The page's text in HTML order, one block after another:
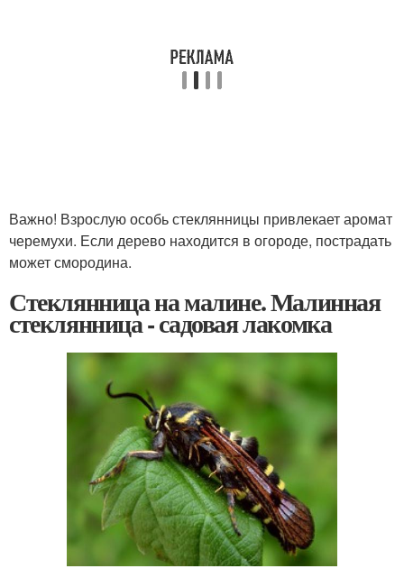
Важно! Взрослую особь стеклянницы привлекает аромат
черемухи. Если дерево находится в огороде, пострадать
может смородина.
Стеклянница на малине. Малинная
стеклянница - садовая лакомка